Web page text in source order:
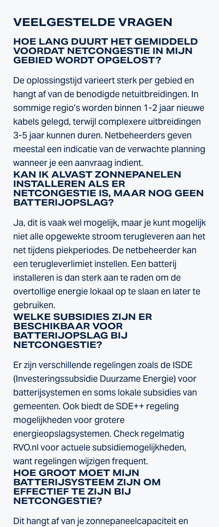
VEELGESTELDE VRAGEN
HOE LANG DUURT HET GEMIDDELD
VOORDAT NETCONGESTIE IN MIJN
GEBIED WORDT OPGELOST?
De oplossingstijd varieert sterk per gebied en
hangt af van de benodigde netuitbreidingen. In
sommige regio’s worden binnen 1-2 jaar nieuwe
kabels gelegd, terwijl complexere uitbreidingen
3-5 jaar kunnen duren. Netbeheerders geven
meestal een indicatie van de verwachte planning
wanneer je een aanvraag indient.
KAN IK ALVAST ZONNEPANELEN
INSTALLEREN ALS ER
NETCONGESTIE IS, MAAR NOG GEEN
BATTERIJOPSLAG?
Ja, dit is vaak wel mogelijk, maar je kunt mogelijk
niet alle opgewekte stroom terugleveren aan het
net tijdens piekperiodes. De netbeheerder kan
een terugleverlimiet instellen. Een batterij
installeren is dan sterk aan te raden om de
overtollige energie lokaal op te slaan en later te
gebruiken.
WELKE SUBSIDIES ZIJN ER
BESCHIKBAAR VOOR
BATTERIJOPSLAG BIJ
NETCONGESTIE?
Er zijn verschillende regelingen zoals de ISDE
(Investeringssubsidie Duurzame Energie) voor
batterijsystemen en soms lokale subsidies van
gemeenten. Ook biedt de SDE++ regeling
mogelijkheden voor grotere
energieopslagsystemen. Check regelmatig
RVO.nl voor actuele subsidiemogelijkheden,
want regelingen wijzigen frequent.
HOE GROOT MOET MIJN
BATTERIJSYSTEEM ZIJN OM
EFFECTIEF TE ZIJN BIJ
NETCONGESTIE?
Dit hangt af van je zonnepaneelcapaciteit en